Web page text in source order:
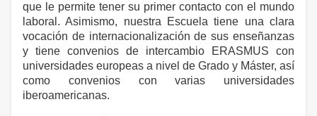
que le permite tener su primer contacto con el mundo
laboral. Asimismo, nuestra Escuela tiene una clara
vocación de internacionalización de sus enseñanzas
y tiene convenios de intercambio ERASMUS con
universidades europeas a nivel de Grado y Máster, así
como convenios con varias universidades
iberoamericanas.